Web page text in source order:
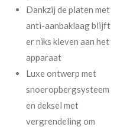
Dankzij de platen met
anti-aanbaklaag blijft
er niks kleven aan het
apparaat
Luxe ontwerp met
snoeropbergsysteem
en deksel met
vergrendeling om